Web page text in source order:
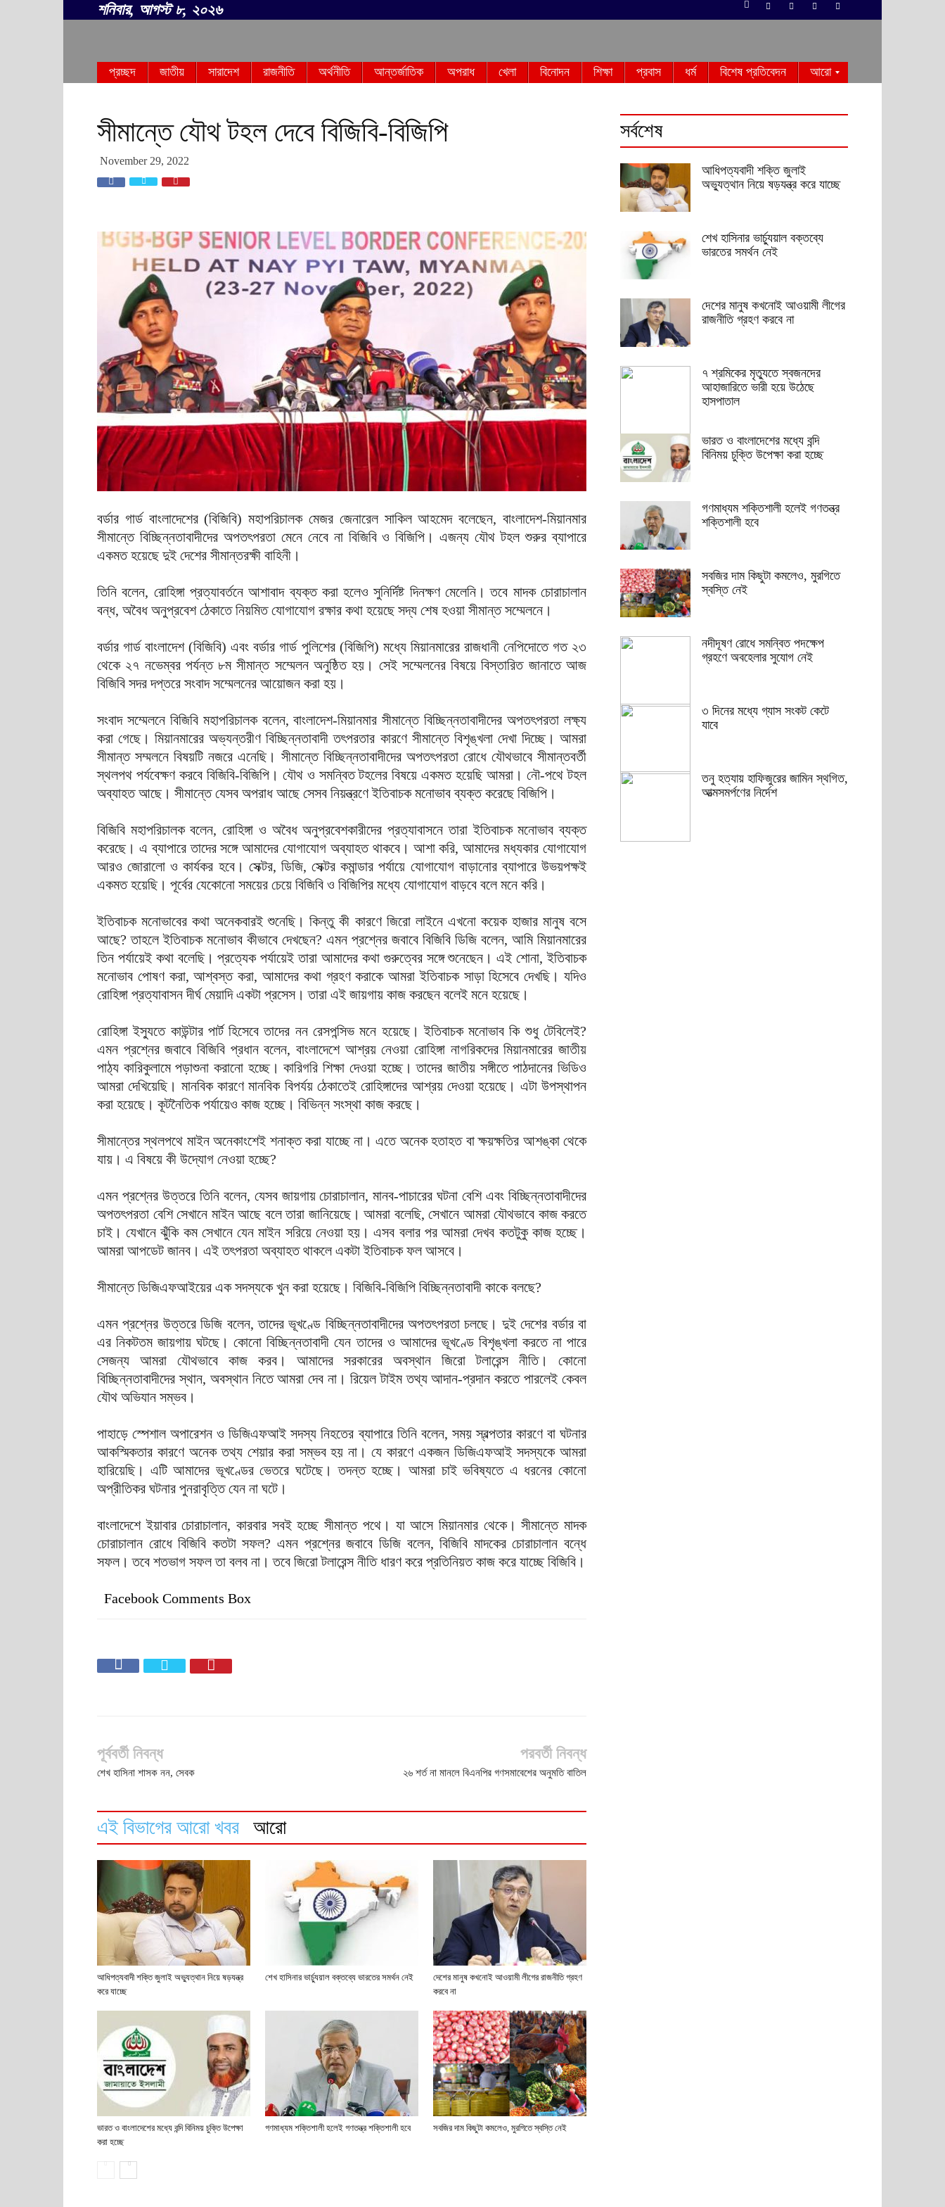
শনিবার, আগস্ট ৮, ২০২৬
বাংলা
প্রচ্ছদ জাতীয় সারাদেশ রাজনীতি অর্থনীতি আন্তর্জাতিক অপরাধ খেলা বিনোদন শিক্ষা প্রবাস ধর্ম বিশেষ প্রতিবেদন আরো
সীমান্তে যৌথ টহল দেবে বিজিবি-বিজিপি
November 29, 2022
বর্ডার গার্ড বাংলাদেশের (বিজিবি) মহাপরিচালক মেজর জেনারেল সাকিল আহমেদ বলেছেন, বাংলাদেশ-মিয়ানমার
সীমান্তে বিচ্ছিন্নতাবাদীদের অপতৎপরতা মেনে নেবে না বিজিবি ও বিজিপি। এজন্য যৌথ টহল শুরুর ব্যাপারে
একমত হয়েছে দুই দেশের সীমান্তরক্ষী বাহিনী।
তিনি বলেন, রোহিঙ্গা প্রত্যাবর্তনে আশাবাদ ব্যক্ত করা হলেও সুনির্দিষ্ট দিনক্ষণ মেলেনি। তবে মাদক চোরাচালান
বন্ধ, অবৈধ অনুপ্রবেশ ঠেকাতে নিয়মিত যোগাযোগ রক্ষার কথা হয়েছে সদ্য শেষ হওয়া সীমান্ত সম্মেলনে।
বর্ডার গার্ড বাংলাদেশ (বিজিবি) এবং বর্ডার গার্ড পুলিশের (বিজিপি) মধ্যে মিয়ানমারের রাজধানী নেপিদোতে গত ২৩
থেকে ২৭ নভেম্বর পর্যন্ত ৮ম সীমান্ত সম্মেলন অনুষ্ঠিত হয়। সেই সম্মেলনের বিষয়ে বিস্তারিত জানাতে আজ
বিজিবি সদর দপ্তরে সংবাদ সম্মেলনের আয়োজন করা হয়।
সংবাদ সম্মেলনে বিজিবি মহাপরিচালক বলেন, বাংলাদেশ-মিয়ানমার সীমান্তে বিচ্ছিন্নতাবাদীদের অপতৎপরতা লক্ষ্য
করা গেছে। মিয়ানমারের অভ্যন্তরীণ বিচ্ছিন্নতাবাদী তৎপরতার কারণে সীমান্তে বিশৃঙ্খলা দেখা দিচ্ছে। আমরা
সীমান্ত সম্মলনে বিষয়টি নজরে এনেছি। সীমান্তে বিচ্ছিন্নতাবাদীদের অপতৎপরতা রোধে যৌথভাবে সীমান্তবর্তী
স্থলপথ পর্যবেক্ষণ করবে বিজিবি-বিজিপি। যৌথ ও সমন্বিত টহলের বিষয়ে একমত হয়েছি আমরা। নৌ-পথে টহল
অব্যাহত আছে। সীমান্তে যেসব অপরাধ আছে সেসব নিয়ন্ত্রণে ইতিবাচক মনোভাব ব্যক্ত করেছে বিজিপি।
বিজিবি মহাপরিচালক বলেন, রোহিঙ্গা ও অবৈধ অনুপ্রবেশকারীদের প্রত্যাবাসনে তারা ইতিবাচক মনোভাব ব্যক্ত
করেছে। এ ব্যাপারে তাদের সঙ্গে আমাদের যোগাযোগ অব্যাহত থাকবে। আশা করি, আমাদের মধ্যকার যোগাযোগ
আরও জোরালো ও কার্যকর হবে। সেক্টর, ডিজি, সেক্টর কমান্ডার পর্যায়ে যোগাযোগ বাড়ানোর ব্যাপারে উভয়পক্ষই
একমত হয়েছি। পূর্বের যেকোনো সময়ের চেয়ে বিজিবি ও বিজিপির মধ্যে যোগাযোগ বাড়বে বলে মনে করি।
ইতিবাচক মনোভাবের কথা অনেকবারই শুনেছি। কিন্তু কী কারণে জিরো লাইনে এখনো কয়েক হাজার মানুষ বসে
আছে? তাহলে ইতিবাচক মনোভাব কীভাবে দেখছেন? এমন প্রশ্নের জবাবে বিজিবি ডিজি বলেন, আমি মিয়ানমারের
তিন পর্যায়েই কথা বলেছি। প্রত্যেক পর্যায়েই তারা আমাদের কথা গুরুত্বের সঙ্গে শুনেছেন। এই শোনা, ইতিবাচক
মনোভাব পোষণ করা, আশ্বস্ত করা, আমাদের কথা গ্রহণ করাকে আমরা ইতিবাচক সাড়া হিসেবে দেখছি। যদিও
রোহিঙ্গা প্রত্যাবাসন দীর্ঘ মেয়াদি একটা প্রসেস। তারা এই জায়গায় কাজ করছেন বলেই মনে হয়েছে।
রোহিঙ্গা ইস্যুতে কাউন্টার পার্ট হিসেবে তাদের নন রেসপন্সিভ মনে হয়েছে। ইতিবাচক মনোভাব কি শুধু টেবিলেই?
এমন প্রশ্নের জবাবে বিজিবি প্রধান বলেন, বাংলাদেশে আশ্রয় নেওয়া রোহিঙ্গা নাগরিকদের মিয়ানমারের জাতীয়
পাঠ্য কারিকুলামে পড়াশুনা করানো হচ্ছে। কারিগরি শিক্ষা দেওয়া হচ্ছে। তাদের জাতীয় সঙ্গীতে পাঠদানের ভিডিও
আমরা দেখিয়েছি। মানবিক কারণে মানবিক বিপর্যয় ঠেকাতেই রোহিঙ্গাদের আশ্রয় দেওয়া হয়েছে। এটা উপস্থাপন
করা হয়েছে। কূটনৈতিক পর্যায়েও কাজ হচ্ছে। বিভিন্ন সংস্থা কাজ করছে।
সীমান্তের স্থলপথে মাইন অনেকাংশেই শনাক্ত করা যাচ্ছে না। এতে অনেক হতাহত বা ক্ষয়ক্ষতির আশঙ্কা থেকে
যায়। এ বিষয়ে কী উদ্যোগ নেওয়া হচ্ছে?
এমন প্রশ্নের উত্তরে তিনি বলেন, যেসব জায়গায় চোরাচালান, মানব-পাচারের ঘটনা বেশি এবং বিচ্ছিন্নতাবাদীদের
অপতৎপরতা বেশি সেখানে মাইন আছে বলে তারা জানিয়েছে। আমরা বলেছি, সেখানে আমরা যৌথভাবে কাজ করতে
চাই। যেখানে ঝুঁকি কম সেখানে যেন মাইন সরিয়ে নেওয়া হয়। এসব বলার পর আমরা দেখব কতটুকু কাজ হচ্ছে।
আমরা আপডেট জানব। এই তৎপরতা অব্যাহত থাকলে একটা ইতিবাচক ফল আসবে।
সীমান্তে ডিজিএফআইয়ের এক সদস্যকে খুন করা হয়েছে। বিজিবি-বিজিপি বিচ্ছিন্নতাবাদী কাকে বলছে?
এমন প্রশ্নের উত্তরে ডিজি বলেন, তাদের ভূখণ্ডে বিচ্ছিন্নতাবাদীদের অপতৎপরতা চলছে। দুই দেশের বর্ডার বা
এর নিকটতম জায়গায় ঘটছে। কোনো বিচ্ছিন্নতাবাদী যেন তাদের ও আমাদের ভূখণ্ডে বিশৃঙ্খলা করতে না পারে
সেজন্য আমরা যৌথভাবে কাজ করব। আমাদের সরকারের অবস্থান জিরো টলারেন্স নীতি। কোনো
বিচ্ছিন্নতাবাদীদের স্থান, অবস্থান নিতে আমরা দেব না। রিয়েল টাইম তথ্য আদান-প্রদান করতে পারলেই কেবল
যৌথ অভিযান সম্ভব।
পাহাড়ে স্পেশাল অপারেশন ও ডিজিএফআই সদস্য নিহতের ব্যাপারে তিনি বলেন, সময় স্বল্পতার কারণে বা ঘটনার
আকস্মিকতার কারণে অনেক তথ্য শেয়ার করা সম্ভব হয় না। যে কারণে একজন ডিজিএফআই সদস্যকে আমরা
হারিয়েছি। এটি আমাদের ভূখণ্ডের ভেতরে ঘটেছে। তদন্ত হচ্ছে। আমরা চাই ভবিষ্যতে এ ধরনের কোনো
অপ্রীতিকর ঘটনার পুনরাবৃত্তি যেন না ঘটে।
বাংলাদেশে ইয়াবার চোরাচালান, কারবার সবই হচ্ছে সীমান্ত পথে। যা আসে মিয়ানমার থেকে। সীমান্তে মাদক
চোরাচালান রোধে বিজিবি কতটা সফল? এমন প্রশ্নের জবাবে ডিজি বলেন, বিজিবি মাদকের চোরাচালান বন্ধে
সফল। তবে শতভাগ সফল তা বলব না। তবে জিরো টলারেন্স নীতি ধারণ করে প্রতিনিয়ত কাজ করে যাচ্ছে বিজিবি।
Facebook Comments Box
পূর্ববর্তী নিবন্ধ
শেখ হাসিনা শাসক নন, সেবক
পরবর্তী নিবন্ধ
২৬ শর্ত না মানলে বিএনপির গণসমাবেশের অনুমতি বাতিল
এই বিভাগের আরো খবর আরো
আধিপত্যবাদী শক্তি জুলাই অভ্যুত্থান নিয়ে ষড়যন্ত্র
করে যাচ্ছে
শেখ হাসিনার ভার্চ্যুয়াল বক্তব্যে ভারতের সমর্থন নেই
দেশের মানুষ কখনোই আওয়ামী লীগের রাজনীতি গ্রহণ
করবে না
ভারত ও বাংলাদেশের মধ্যে বন্দি বিনিময় চুক্তি উপেক্ষা
করা হচ্ছে
গণমাধ্যম শক্তিশালী হলেই গণতন্ত্র শক্তিশালী হবে সবজির দাম কিছুটা কমলেও, মুরগিতে স্বস্তি নেই
সর্বশেষ
আধিপত্যবাদী শক্তি জুলাই
অভ্যুত্থান নিয়ে ষড়যন্ত্র করে যাচ্ছে
শেখ হাসিনার ভার্চ্যুয়াল বক্তব্যে
ভারতের সমর্থন নেই
দেশের মানুষ কখনোই আওয়ামী লীগের
রাজনীতি গ্রহণ করবে না
৭ শ্রমিকের মৃত্যুতে স্বজনদের
আহাজারিতে ভারী হয়ে উঠেছে
হাসপাতাল
ভারত ও বাংলাদেশের মধ্যে বন্দি
বিনিময় চুক্তি উপেক্ষা করা হচ্ছে
গণমাধ্যম শক্তিশালী হলেই গণতন্ত্র
শক্তিশালী হবে
সবজির দাম কিছুটা কমলেও, মুরগিতে
স্বস্তি নেই
নদীদূষণ রোধে সমন্বিত পদক্ষেপ
গ্রহণে অবহেলার সুযোগ নেই
৩ দিনের মধ্যে গ্যাস সংকট কেটে
যাবে
তনু হত্যায় হাফিজুরের জামিন স্থগিত,
আত্মসমর্পণের নির্দেশ